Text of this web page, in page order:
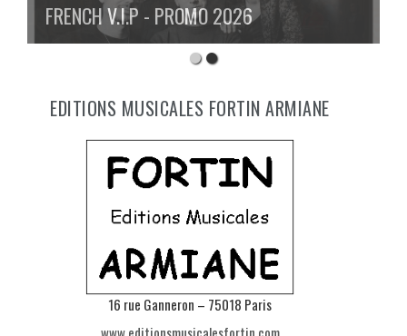
FRENCH V.I.P - PROMO 2026
EDITIONS MUSICALES FORTIN ARMIANE
16 rue Ganneron – 75018 Paris